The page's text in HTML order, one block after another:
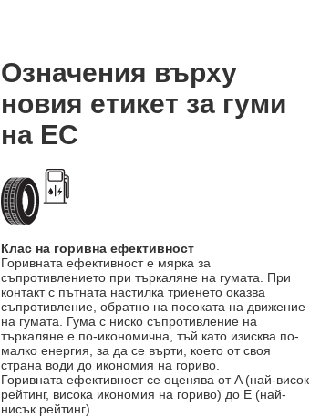
Означения върху
новия етикет за гуми
на ЕС
Клас на горивна ефективност
Горивната ефективност е мярка за
съпротивлението при търкаляне на гумата. При
контакт с пътната настилка триенето оказва
съпротивление, обратно на посоката на движение
на гумата. Гума с ниско съпротивление на
търкаляне е по-икономична, тъй като изисква по-
малко енергия, за да се върти, което от своя
страна води до икономия на гориво.
Горивната ефективност се оценява от A (най-висок
рейтинг, висока икономия на гориво) до E (най-
нисък рейтинг).